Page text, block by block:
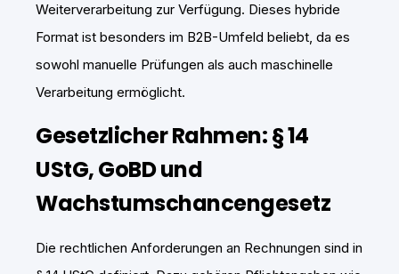
Weiterverarbeitung zur Verfügung. Dieses hybride
Format ist besonders im B2B-Umfeld beliebt, da es
sowohl manuelle Prüfungen als auch maschinelle
Verarbeitung ermöglicht.
Gesetzlicher Rahmen: § 14
UStG, GoBD und
Wachstumschancengesetz
Die rechtlichen Anforderungen an Rechnungen sind in